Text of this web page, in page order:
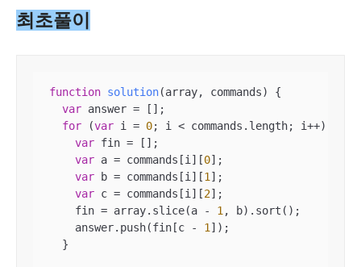
최초풀이
function solution(array, commands) {
var answer = [];
for (var i = 0; i < commands.length; i++) {
var fin = [];
var a = commands[i][0];
var b = commands[i][1 ];
var c = commands[i][2];
    fin = array.slice(a -
1 , b).sort();
    answer.push(fin[c -
1 ]);
  }